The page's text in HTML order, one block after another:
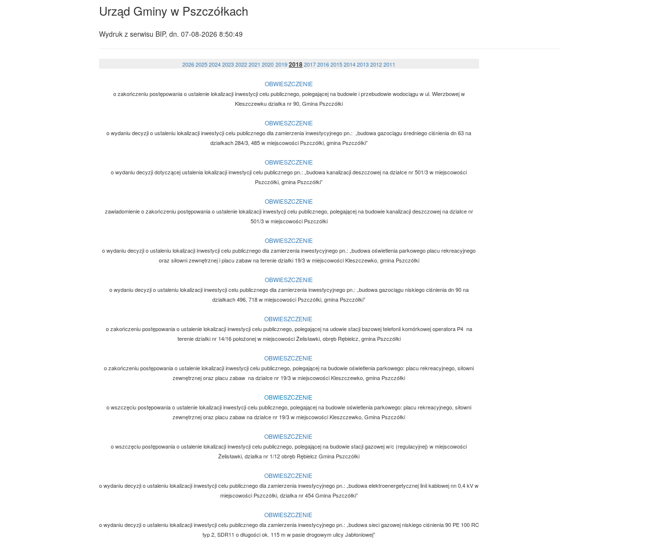
Urząd Gminy w Pszczółkach
Wydruk z serwisu BIP, dn. 07-08-2026 8:50:49
202620252024202320222021 2020 201920182017201620152014201320122011
OBWIESZCZENIE
o zakończeniu postępowania o ustalenie lokalizacji inwestycji celu publicznego, polegającej na budowie i przebudowie wodociągu w ul. Wierzbowej w
Kleszczewku działka nr 90, Gmina Pszczółki
OBWIESZCZENIE
o wydaniu decyzji o ustaleniu lokalizacji inwestycji celu publicznego dla zamierzenia inwestycyjnego pn.: „budowa gazociągu średniego ciśnienia dn 63 na
działkach 284/3, 485 w miejscowości Pszczółki, gmina Pszczółki”
OBWIESZCZENIE
o wydaniu decyzji dotyczącej ustalenia lokalizacji inwestycji celu publicznego pn.: „budowa kanalizacji deszczowej na działce nr 501/3 w miejscowości
Pszczółki, gmina Pszczółki”
OBWIESZCZENIE
zawiadomienie o zakończeniu postępowania o ustalenie lokalizacji inwestycji celu publicznego, polegającej na budowie kanalizacji deszczowej na działce nr
501/3 w miejscowości Pszczółki
OBWIESZCZENIE
o wydaniu decyzji o ustaleniu lokalizacji inwestycji celu publicznego dla zamierzenia inwestycyjnego pn.: „budowa oświetlenia parkowego placu rekreacyjnego
oraz siłowni zewnętrznej i placu zabaw na terenie działki 19/3 w miejscowości Kleszczewko, gmina Pszczółki
OBWIESZCZENIE
o wydaniu decyzji o ustaleniu lokalizacji inwestycji celu publicznego dla zamierzenia inwestycyjnego pn.: „budowa gazociągu niskiego ciśnienia dn 90 na
działkach 496, 718 w miejscowości Pszczółki, gmina Pszczółki”
OBWIESZCZENIE
o zakończeniu postępowania o ustalenie lokalizacji inwestycji celu publicznego, polegającej na udowie stacji bazowej telefonii komórkowej operatora P4 na
terenie działki nr 14/16 położonej w miejscowości Żelisławki, obręb Rębielcz, gmina Pszczółki
OBWIESZCZENIE
o zakończeniu postępowania o ustalenie lokalizacji inwestycji celu publicznego, polegającej na budowie oświetlenia parkowego: placu rekreacyjnego, siłowni
zewnętrznej oraz placu zabaw na działce nr 19/3 w miejscowości Kleszczewko, gmina Pszczółki
OBWIESZCZENIE
o wszczęciu postępowania o ustalenie lokalizacji inwestycji celu publicznego, polegającej na budowie oświetlenia parkowego: placu rekreacyjnego, siłowni
zewnętrznej oraz placu zabaw na działce nr 19/3 w miejscowości Kleszczewko, Gmina Pszczółki
OBWIESZCZENIE
o wszczęciu postępowania o ustalenie lokalizacji inwestycji celu publicznego, polegającej na budowie stacji gazowej w/c (regulacyjnej) w miejscowości
Żelisławki, działka nr 1/12 obręb Rębielcz Gmina Pszczółki
OBWIESZCZENIE
o wydaniu decyzji o ustaleniu lokalizacji inwestycji celu publicznego dla zamierzenia inwestycyjnego pn.: „budowa elektroenergetycznej linii kablowej nn 0,4 kV w
miejscowości Pszczółki, działka nr 454 Gmina Pszczółki”
OBWIESZCZENIE
o wydaniu decyzji o ustaleniu lokalizacji inwestycji celu publicznego dla zamierzenia inwestycyjnego pn.: „budowa sieci gazowej niskiego ciśnienia 90 PE 100 RC
typ 2, SDR11 o długości ok. 115 m w pasie drogowym ulicy Jabłoniowej”